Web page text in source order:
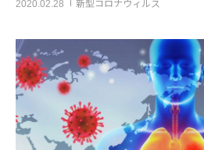
2020.02.28
皮膚科
院長ブログ